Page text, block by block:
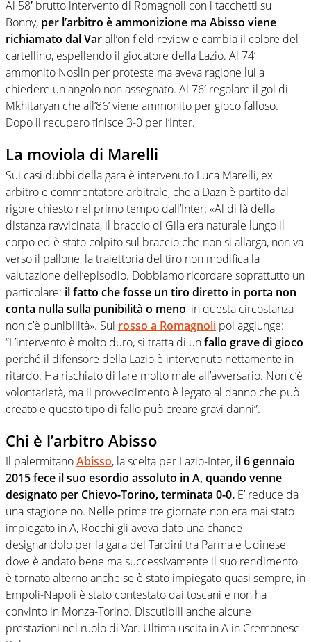
Al 58′ brutto intervento di Romagnoli con i tacchetti su
Bonny, per l’arbitro è ammonizione ma Abisso viene
richiamato dal Varall’on field review e cambia il colore del
cartellino, espellendo il giocatore della Lazio. Al 74’
ammonito Noslin per proteste ma aveva ragione lui a
chiedere un angolo non assegnato. Al 76′ regolare il gol di
Mkhitaryan che all’86’ viene ammonito per gioco falloso.
Dopo il recupero finisce 3-0 per l’Inter.
La moviola di Marelli
Sui casi dubbi della gara è intervenuto Luca Marelli, ex
arbitro e commentatore arbitrale, che a Dazn è partito dal
rigore chiesto nel primo tempo dall’Inter: «Al di là della
distanza ravvicinata, il braccio di Gila era naturale lungo il
corpo ed è stato colpito sul braccio che non si allarga, non va
verso il pallone, la traiettoria del tiro non modifica la
valutazione dell’episodio. Dobbiamo ricordare soprattutto un
particolare: il fatto che fosse un tiro diretto in porta non
conta nulla sulla punibilità o meno, in questa circostanza
non c’è punibilità». Sul rosso a Romagnoli poi aggiunge:
“L’intervento è molto duro, si tratta di unfallo grave di gioco
perché il difensore della Lazio è intervenuto nettamente in
ritardo. Ha rischiato di fare molto male all’avversario. Non c’è
volontarietà, ma il provvedimento è legato al danno che può
creato e questo tipo di fallo può creare gravi danni”.
Chi è l’arbitro Abisso
Il palermitanoAbisso, la scelta per Lazio-Inter, il 6 gennaio
2015 fece il suo esordio assoluto in A, quando venne
designato per Chievo-Torino, terminata 0-0. E’ reduce da
una stagione no. Nelle prime tre giornate non era mai stato
impiegato in A, Rocchi gli aveva dato una chance
designandolo per la gara del Tardini tra Parma e Udinese
dove è andato bene ma successivamente il suo rendimento
è tornato alterno anche se è stato impiegato quasi sempre, in
Empoli-Napoli è stato contestato dai toscani e non ha
convinto in Monza-Torino. Discutibili anche alcune
prestazioni nel ruolo di Var. Ultima uscita in A in Cremonese-